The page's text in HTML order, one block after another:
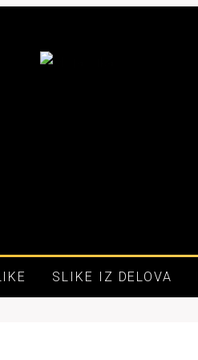
SLIKE IZ DELOVA